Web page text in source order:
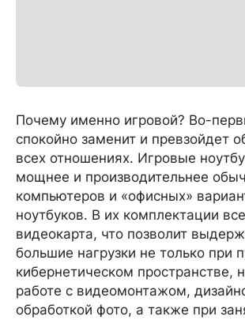
Почему именно игровой? Во-
спокойно заменит и превзойдет
всех отношениях. Игровые
мощнее и производительнее
компьютеров и «офисных»
ноутбуков. В их комплектации
видеокарта, что позволит
большие нагрузки не только при
кибернетическом пространстве,
работе с видеомонтажом,
обработкой фото, а также при